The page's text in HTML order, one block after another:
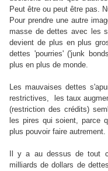
Peut être ou peut être pas.
Pour prendre une autre
masse de dettes avec les
devient de plus en plus
dettes 'pourries' ('junk
plus en plus de monde.
Les mauvaises dettes
restrictives, les taux
(restriction des crédits)
les pires qui soient, parce
plus pouvoir faire autrement.
Il y a au dessus de tout
milliards de dollars de